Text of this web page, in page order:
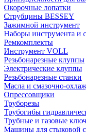
Окорочные лопатки
Струбцины BESSEY
Зажимной инструмент
Наборы инструмента и
Ремкомплекты
Инструмент VOLL
Резьбонарезные клуппы
Электрические клуппы
Резьбонарезные станки
Масла и смазочно-
Опрессовщики
Труборезы
Трубогибы
Трубные и газовые
Машины для стыковой